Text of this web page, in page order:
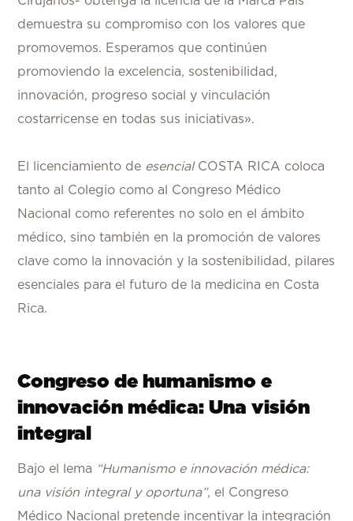
demuestra su compromiso con los valores que
promovemos. Esperamos que continúen
promoviendo la excelencia, sostenibilidad,
innovación, progreso social y vinculación
costarricense en todas sus iniciativas».
El licenciamiento de esencial COSTA RICA coloca
tanto al Colegio como al Congreso Médico
Nacional como referentes no solo en el ámbito
médico, sino también en la promoción de valores
clave como la innovación y la sostenibilidad, pilares
esenciales para el futuro de la medicina en Costa
Rica.
Congreso de humanismo e
innovación médica: Una visión
integral
Bajo el lema “Humanismo e innovación médica:
una visión integral y oportuna”, el Congreso
Médico Nacional pretende incentivar la integración